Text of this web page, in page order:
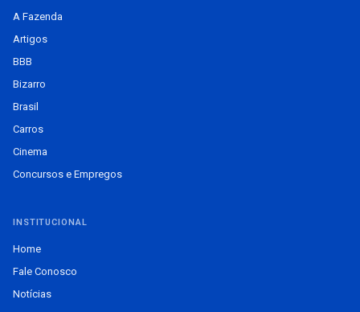
A Fazenda
Artigos
BBB
Bizarro
Brasil
Carros
Cinema
Concursos e Empregos
INSTITUCIONAL
Home
Fale Conosco
Notícias